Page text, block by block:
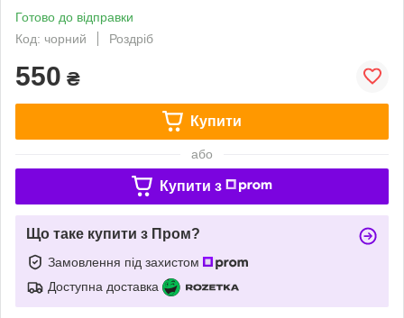
Готово до відправки
Код: чорний
Роздріб
550 ₴
Купити
або
Купити з
Що таке купити з Пром?
Замовлення під захистом
Доступна доставка